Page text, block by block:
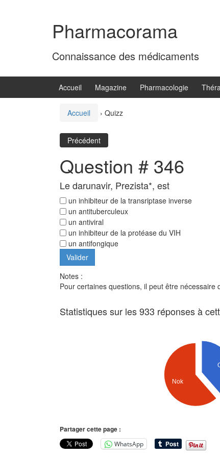
Pharmacorama
Connaissance des médicaments
Accueil Magazine Pharmacologie
Accueil › Quizz
Précédent
Question # 346
Le darunavir, Prezista*, est
un inhibiteur de la transriptase inverse
un antituberculeux
un antiviral
un inhibiteur de la protéase du VIH
un antifongique
Notes :
Pour certaines questions, il peut être
Statistiques sur les 933 réponses à
Nok
Partager cette page :
WhatsApp